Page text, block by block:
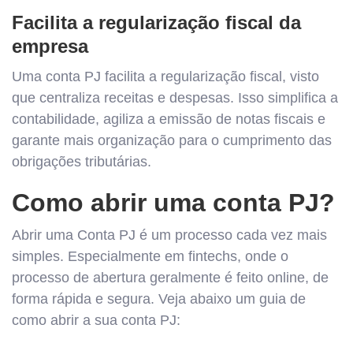
Facilita a regularização fiscal da
empresa
Uma conta PJ facilita a regularização fiscal, visto
que centraliza receitas e despesas. Isso simplifica a
contabilidade, agiliza a emissão de notas fiscais e
garante mais organização para o cumprimento das
obrigações tributárias.
Como abrir uma conta PJ?
Abrir uma Conta PJ é um processo cada vez mais
simples. Especialmente em fintechs, onde o
processo de abertura geralmente é feito online, de
forma rápida e segura. Veja abaixo um guia de
como abrir a sua conta PJ: